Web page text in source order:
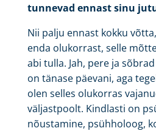
tunnevad ennast sinu
Nii palju ennast kokku
enda olukorrast, selle
abi tulla. Jah, pere ja
on tänase päevani, aga
olen selles olukorras
väljastpoolt. Kindlasti on
nõustamine, psühholoog,